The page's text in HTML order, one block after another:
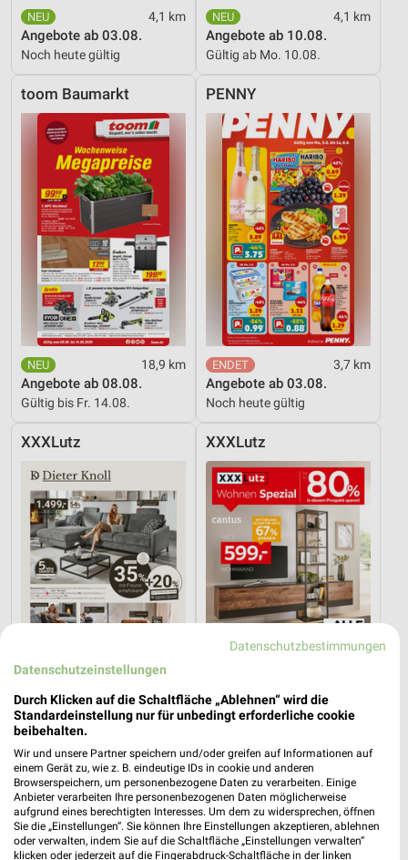
4,1 km
Angebote ab 03.08.
Noch heute gültig
4,1 km
Angebote ab 10.08.
Gültig ab Mo. 10.08.
toom Baumarkt
18,9 km
Angebote ab 08.08.
Gültig bis Fr. 14.08.
PENNY
3,7 km
Angebote ab 03.08.
Noch heute gültig
XXXLutz
52,1 km
Dieter Knoll
Gültig bis Fr. 14.08.
XXXLutz
52,1 km
Gültig bis Fr. 14.08.
REWE XXXLutz
Datenschutzbestimmungen
Datenschutzeinstellungen
Durch Klicken auf die Schaltfläche „Ablehnen“ wird die
Standardeinstellung nur für unbedingt erforderliche cookie
beibehalten.
Wir und unsere Partner speichern und/oder greifen auf Informationen auf
einem Gerät zu, wie z. B. eindeutige IDs in cookie und anderen
Browserspeichern, um personenbezogene Daten zu verarbeiten. Einige
Anbieter verarbeiten Ihre personenbezogenen Daten möglicherweise
aufgrund eines berechtigten Interesses. Um dem zu widersprechen, öffnen
Sie die „Einstellungen“. Sie können Ihre Einstellungen akzeptieren, ablehnen
oder verwalten, indem Sie auf die Schaltfläche „Einstellungen verwalten“
klicken oder jederzeit auf die Fingerabdruck-Schaltfläche in der linken